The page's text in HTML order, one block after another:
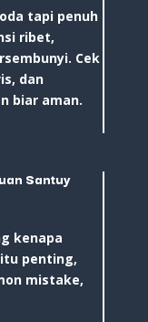
tapi penuh
ribet,
Cek
dan
biar aman.
Santuy
kenapa
penting,
mistake,